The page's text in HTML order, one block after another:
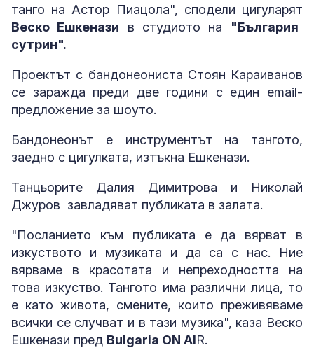
танго на Астор Пиацола", сподели цигуларят
Веско Ешкенази в студиото на
"България
сутрин".
Проектът с бандонеониста Стоян Караиванов
се заражда преди две години с един email-
предложение за шоуто.
Бандонеонът е инструментът на тангото,
заедно с цигулката, изтъкна Ешкенази.
Танцьорите Далия Димитрова и Николай
Джуров завладяват публиката в залата.
"Посланието към публиката е да вярват в
изкуството и музиката и да са с нас. Ние
вярваме в красотата и непреходността на
това изкуство. Тангото има различни лица, то
е като живота, смените, които преживяваме
всички се случват и в тази музика", каза Веско
Ешкенази пред Bulgaria ON AIR.